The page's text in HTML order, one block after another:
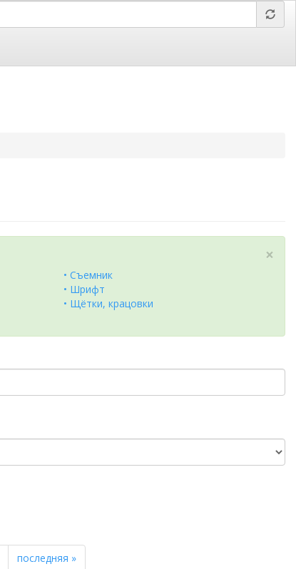
Отправить заявку,
×
• Съемник
• Шрифт
• Щётки, крацовки
последняя »